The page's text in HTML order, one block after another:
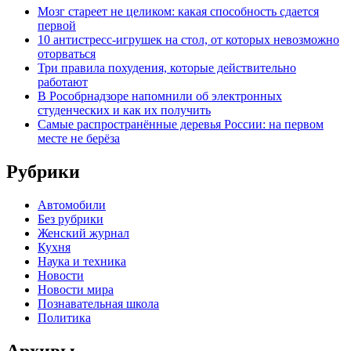
Мозг стареет не целиком: какая способность сдается
первой
10 антистресс-игрушек на стол, от которых невозможно
оторваться
Три правила похудения, которые действительно
работают
В Рособрнадзоре напомнили об электронных
студенческих и как их получить
Самые распространённые деревья России: на первом
месте не берёза
Рубрики
Автомобили
Без рубрики
Женский журнал
Кухня
Наука и техника
Новости
Новости мира
Познавательная школа
Политика